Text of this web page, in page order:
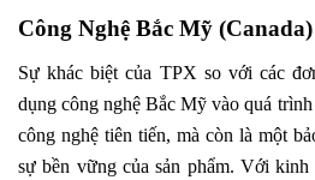
Công Nghệ Bắc Mỹ (Canada)
Sự khác biệt của TPX so với các
dụng công nghệ Bắc Mỹ vào quá
công nghệ tiên tiến, mà còn là một
sự bền vững của sản phẩm. Với